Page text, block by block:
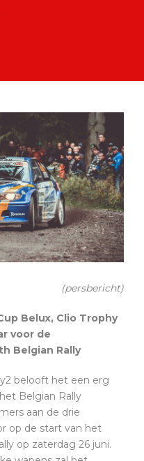
(persbericht)
Belux, Clio Trophy
voor de
Belgian Rally
belooft het een erg
Belgian Rally
aan de drie
op de start van het
op zaterdag 26 juni.